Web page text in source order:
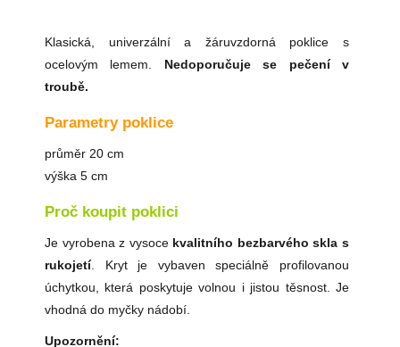
Klasická, univerzální a žáruvzdorná poklice s
ocelovým lemem. Nedoporučuje se pečení v
troubě.
Parametry poklice
průměr 20 cm
výška 5 cm
Proč koupit poklici
Je vyrobena z vysoce kvalitního bezbarvého skla s
rukojetí. Kryt je vybaven speciálně profilovanou
úchytkou, která poskytuje volnou i jistou těsnost. Je
vhodná do myčky nádobí.
Upozornění: